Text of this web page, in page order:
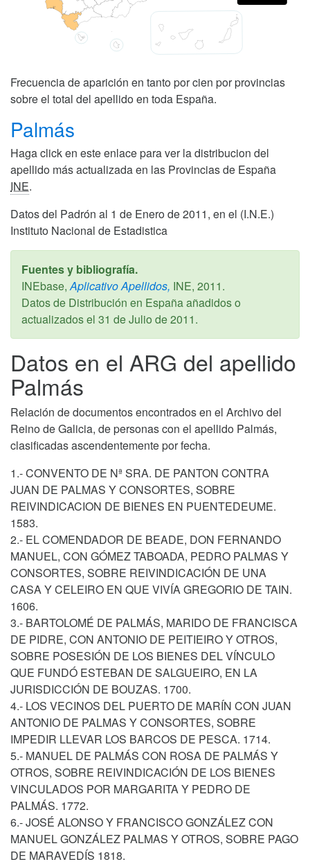
Frecuencia de aparición en tanto por cien por provincias
sobre el total del apellido en toda España.
Palmás
Haga click en este enlace para ver la distribucion del
apellido más actualizada en las Provincias de España
INE.
Datos del Padrón al 1 de Enero de 2011, en el (I.N.E.)
Instituto Nacional de Estadistica
Fuentes y bibliografía.
INEbase, Aplicativo Apellidos, INE, 2011.
Datos de Distribución en España añadidos o
actualizados el 31 de Julio de 2011.
Datos en el ARG del apellido
Palmás
Relación de documentos encontrados en el Archivo del
Reino de Galicia, de personas con el apellido Palmás,
clasificadas ascendentemente por fecha.
1.- CONVENTO DE Nª SRA. DE PANTON CONTRA
JUAN DE PALMAS Y CONSORTES, SOBRE
REIVINDICACION DE BIENES EN PUENTEDEUME.
1583.
2.- EL COMENDADOR DE BEADE, DON FERNANDO
MANUEL, CON GÓMEZ TABOADA, PEDRO PALMAS Y
CONSORTES, SOBRE REIVINDICACIÓN DE UNA
CASA Y CELEIRO EN QUE VIVÍA GREGORIO DE TAIN.
1606.
3.- BARTOLOMÉ DE PALMÁS, MARIDO DE FRANCISCA
DE PIDRE, CON ANTONIO DE PEITIEIRO Y OTROS,
SOBRE POSESIÓN DE LOS BIENES DEL VÍNCULO
QUE FUNDÓ ESTEBAN DE SALGUEIRO, EN LA
JURISDICCIÓN DE BOUZAS. 1700.
4.- LOS VECINOS DEL PUERTO DE MARÍN CON JUAN
ANTONIO DE PALMAS Y CONSORTES, SOBRE
IMPEDIR LLEVAR LOS BARCOS DE PESCA. 1714.
5.- MANUEL DE PALMÁS CON ROSA DE PALMÁS Y
OTROS, SOBRE REIVINDICACIÓN DE LOS BIENES
VINCULADOS POR MARGARITA Y PEDRO DE
PALMÁS. 1772.
6.- JOSÉ ALONSO Y FRANCISCO GONZÁLEZ CON
MANUEL GONZÁLEZ PALMAS Y OTROS, SOBRE PAGO
DE MARAVEDÍS 1818.